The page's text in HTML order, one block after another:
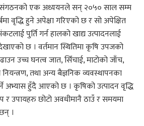
संगठनको एक अध्ययनले सन् २०५० साल सम्म
वृद्धि हुने अपेक्षा गरिएको छ र सो अपेक्षित
पुर्ति गर्न हालको खाद्य उत्पादनलाई
छ । वर्तमान स्थितिमा कृषि उपजको
उच्च घनत्व जात, सिँचाई, माटोको जाँच,
तथा अन्य बैज्ञनिक व्यवस्थापनका
अभ्यास हुँदै आएको छ । कृषिको उत्पादन वृद्धि
र उपायहरु छोटो अवधीमानै ठाउँ र समयमा
।